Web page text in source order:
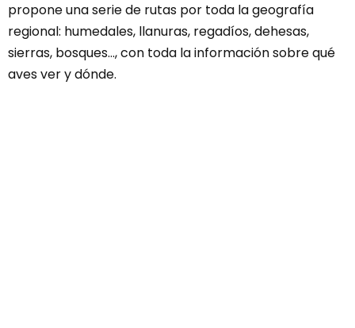
propone una serie de rutas por toda la geografía
regional: humedales, llanuras, regadíos, dehesas,
sierras, bosques…, con toda la información sobre qué
aves ver y dónde.